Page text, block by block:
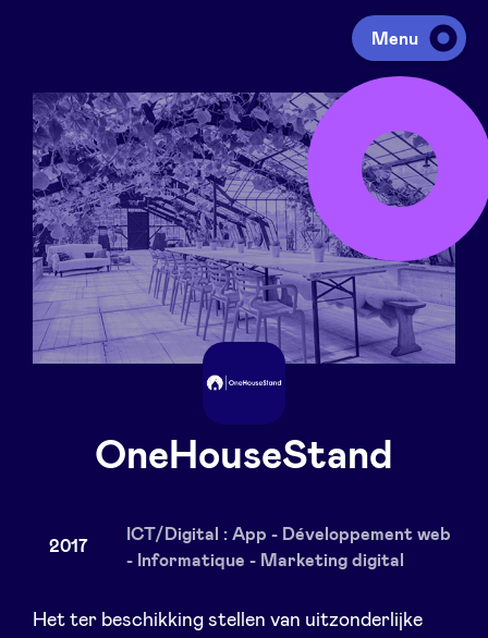
Menu
Investeren
Fondsen ophalen
Portfolio
Agenda
Over ons
OneHouseStand
2017
ICT/Digital : App - Développement web
- Informatique - Marketing digital
Het ter beschikking stellen van uitzonderlijke